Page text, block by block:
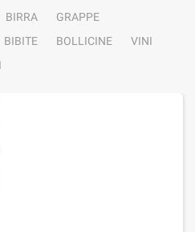
BIRRA
GRAPPE
BIBITE BOLLICINE
VINI